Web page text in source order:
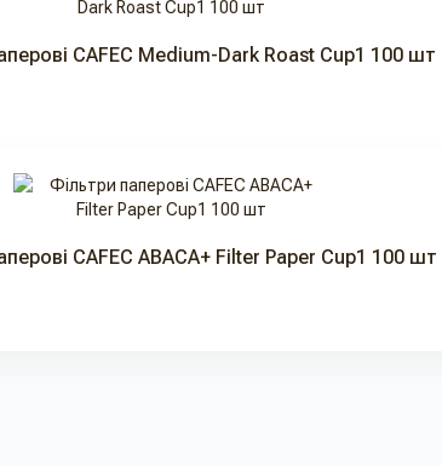
CAFEC Medium-Dark Roast Cup1 100 шт
CAFEC ABACA+ Filter Paper Cup1 100 шт